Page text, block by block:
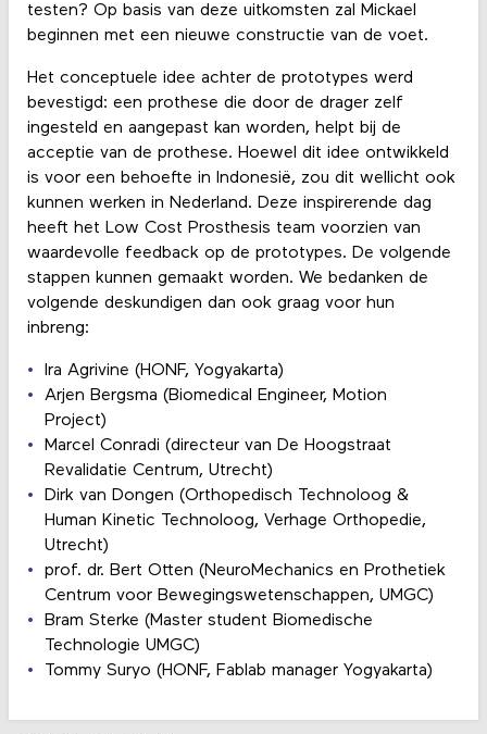
testen? Op basis van deze uitkomsten zal Mickael
beginnen met een nieuwe constructie van de voet.
Het conceptuele idee achter de prototypes werd
bevestigd: een prothese die door de drager zelf
ingesteld en aangepast kan worden, helpt bij de
acceptie van de prothese. Hoewel dit idee ontwikkeld
is voor een behoefte in Indonesië, zou dit wellicht ook
kunnen werken in Nederland. Deze inspirerende dag
heeft het Low Cost Prosthesis team voorzien van
waardevolle feedback op de prototypes. De volgende
stappen kunnen gemaakt worden. We bedanken de
volgende deskundigen dan ook graag voor hun
inbreng:
Ira Agrivine (HONF, Yogyakarta)
Arjen Bergsma (Biomedical Engineer, Motion
Project)
Marcel Conradi (directeur van De Hoogstraat
Revalidatie Centrum, Utrecht)
Dirk van Dongen (Orthopedisch Technoloog &
Human Kinetic Technoloog, Verhage Orthopedie,
Utrecht)
prof. dr. Bert Otten (NeuroMechanics en Prothetiek
Centrum voor Bewegingswetenschappen, UMGC)
Bram Sterke (Master student Biomedische
Technologie UMGC)
Tommy Suryo (HONF, Fablab manager Yogyakarta)